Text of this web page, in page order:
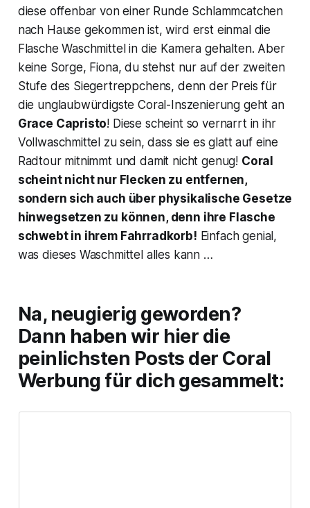
diese offenbar von einer Runde Schlammcatchen
nach Hause gekommen ist, wird erst einmal die
Flasche Waschmittel in die Kamera gehalten. Aber
keine Sorge, Fiona, du stehst nur auf der zweiten
Stufe des Siegertreppchens, denn der Preis für
die unglaubwürdigste Coral-Inszenierung geht an
Grace Capristo! Diese scheint so vernarrt in ihr
Vollwaschmittel zu sein, dass sie es glatt auf eine
Radtour mitnimmt und damit nicht genug! Coral
scheint nicht nur Flecken zu entfernen,
sondern sich auch über physikalische Gesetze
hinwegsetzen zu können, denn ihre Flasche
schwebt in ihrem Fahrradkorb! Einfach genial,
was dieses Waschmittel alles kann …
Na, neugierig geworden?
Dann haben wir hier die
peinlichsten Posts der Coral
Werbung für dich gesammelt: